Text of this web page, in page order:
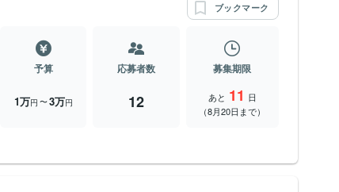
ブックマーク
予算
1万円 〜3万円
応募者数
12
募集期限
あと 11 日
（8月20日まで）